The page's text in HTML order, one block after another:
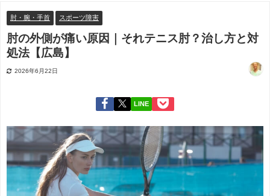
肘・腕・手首 スポーツ障害
肘の外側が痛い原因｜それテニス肘？治し方と対
処法【広島】
2026年6月22日
LINE